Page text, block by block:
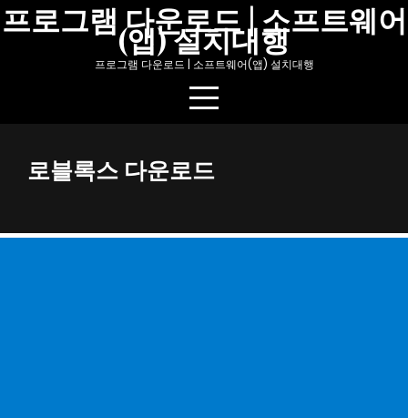
Skip
to
프로그램 다운로드 | 소프트웨어
(앱) 설치대행
프로그램 다운로드 | 소프트웨어(앱) 설치대행
로블록스 다운로드